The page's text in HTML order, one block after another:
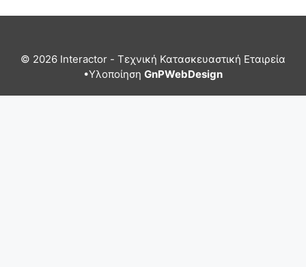
© 2026 Interactor - Τεχνική Κατασκευαστική Εταιρεία
•Υλοποίηση GnPWebDesign